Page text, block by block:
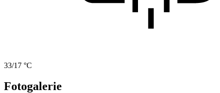
33/17 °C
Fotogalerie